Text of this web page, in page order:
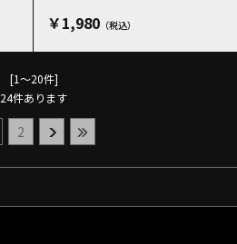
￥1,980
[1～20件]
24件あります
2